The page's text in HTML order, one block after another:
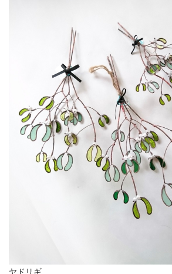
ヤドリギ